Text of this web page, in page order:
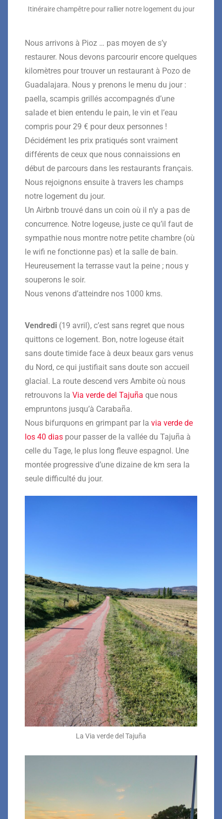
Itinéraire champêtre pour rallier notre logement du jour
Nous arrivons à Pioz … pas moyen de s’y
restaurer. Nous devons parcourir encore quelques
kilomètres pour trouver un restaurant à Pozo de
Guadalajara. Nous y prenons le menu du jour :
paella, scampis grillés accompagnés d’une
salade et bien entendu le pain, le vin et l’eau
compris pour 29 € pour deux personnes !
Décidément les prix pratiqués sont vraiment
différents de ceux que nous connaissions en
début de parcours dans les restaurants français.
Nous rejoignons ensuite à travers les champs
notre logement du jour.
Un Airbnb trouvé dans un coin où il n’y a pas de
concurrence. Notre logeuse, juste ce qu’il faut de
sympathie nous montre notre petite chambre (où
le wifi ne fonctionne pas) et la salle de bain.
Heureusement la terrasse vaut la peine ; nous y
souperons le soir.
Nous venons d’atteindre nos 1000 kms.
Vendredi (19 avril), c’est sans regret que nous
quittons ce logement. Bon, notre logeuse était
sans doute timide face à deux beaux gars venus
du Nord, ce qui justifiait sans doute son accueil
glacial. La route descend vers Ambite où nous
retrouvons la Via verde del Tajuña que nous
empruntons jusqu’à Carabaña.
Nous bifurquons en grimpant par la via verde de
los 40 dias pour passer de la vallée du Tajuña à
celle du Tage, le plus long fleuve espagnol. Une
montée progressive d’une dizaine de km sera la
seule difficulté du jour.
La Via verde del Tajuña